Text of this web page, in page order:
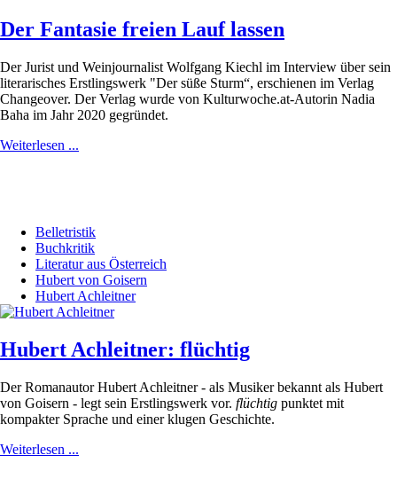
Der Fantasie freien Lauf lassen
Der Jurist und Weinjournalist Wolfgang Kiechl im Interview über sein
literarisches Erstlingswerk "Der süße Sturm“, erschienen im Verlag
Changeover. Der Verlag wurde von Kulturwoche.at-Autorin Nadia
Baha im Jahr 2020 gegründet.
Weiterlesen ...
Belletristik
Buchkritik
Literatur aus Österreich
Hubert von Goisern
Hubert Achleitner
Hubert Achleitner: flüchtig
Der Romanautor Hubert Achleitner - als Musiker bekannt als Hubert
von Goisern - legt sein Erstlingswerk vor. flüchtig punktet mit
kompakter Sprache und einer klugen Geschichte.
Weiterlesen ...